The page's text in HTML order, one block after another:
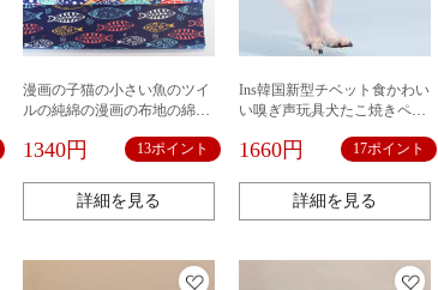
漫画の子猫の小さい魚のツイ
ルの純綿の漫画の布地の綿の
赤ちゃんのプリント
1340円 13ポイント
詳細を見る
Ins韓国新型チベット食かわい
い嗅ぎ声玩具犬たこ焼きペッ
1660円 17ポイント
詳細を見る